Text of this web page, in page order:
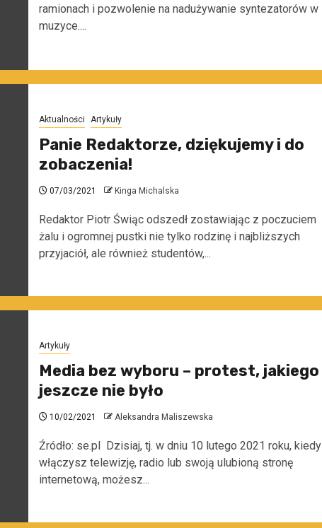
ramionach i pozwolenie na nadużywanie syntezatorów w
muzyce....
Aktualności Artykuły
Panie Redaktorze, dziękujemy i do
zobaczenia!
07/03/2021 Kinga Michalska
Redaktor Piotr Świąc odszedł zostawiając z poczuciem
żalu i ogromnej pustki nie tylko rodzinę i najbliższych
przyjaciół, ale również studentów,...
Artykuły
Media bez wyboru – protest, jakiego
jeszcze nie było
10/02/2021 Aleksandra Maliszewska
Źródło: se.pl Dzisiaj, tj. w dniu 10 lutego 2021 roku, kiedy
włączysz telewizję, radio lub swoją ulubioną stronę
internetową, możesz...